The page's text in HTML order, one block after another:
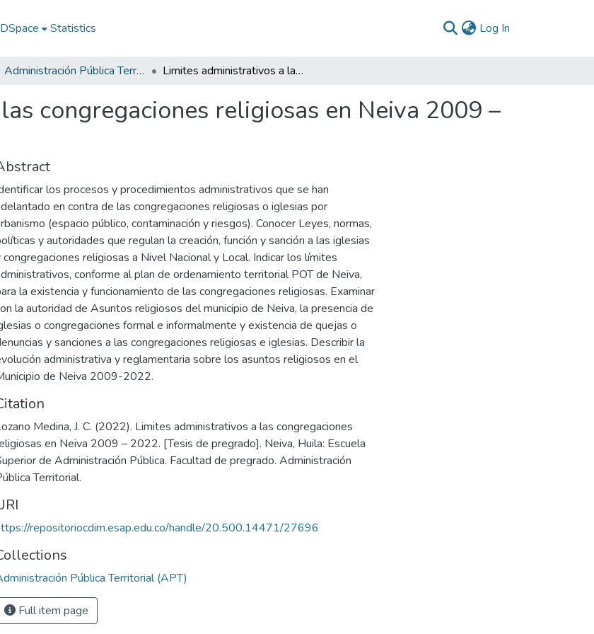
Statistics Log In
Administración Pública Territorial (APT) Limites administrativos a las congregaciones religiosas en Neiva 2009 – 2022
congregaciones religiosas en Neiva 2009 –
los procesos y procedimientos administrativos que se han
en contra de las congregaciones religiosas o iglesias por
(espacio público, contaminación y riesgos). Conocer Leyes, normas,
y autoridades que regulan la creación, función y sanción a las iglesias
congregaciones religiosas a Nivel Nacional y Local. Indicar los límites
conforme al plan de ordenamiento territorial POT de Neiva,
la existencia y funcionamiento de las congregaciones religiosas. Examinar
la autoridad de Asuntos religiosos del municipio de Neiva, la presencia de
o congregaciones formal e informalmente y existencia de quejas o
y sanciones a las congregaciones religiosas e iglesias. Describir la
administrativa y reglamentaria sobre los asuntos religiosos en el
de Neiva 2009-2022.
Medina, J. C. (2022). Limites administrativos a las congregaciones
en Neiva 2009 – 2022. [Tesis de pregrado]. Neiva, Huila: Escuela
de Administración Pública. Facultad de pregrado. Administración
Territorial.
repositoriocdim.esap.edu.co/handle/20.500.14471/27696
Pública Territorial (APT)
Full item page